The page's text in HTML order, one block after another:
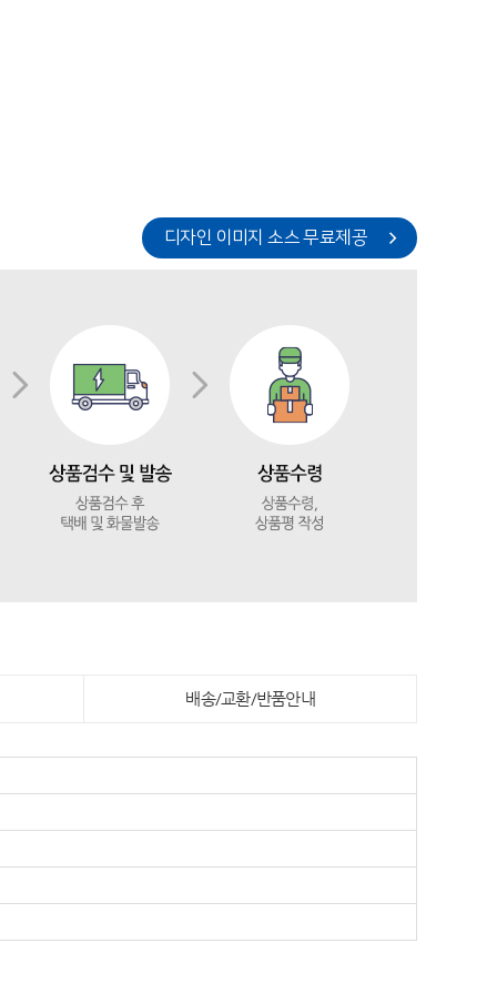
디자인 이미지 소스 무료제공
배송/교환/반품안내